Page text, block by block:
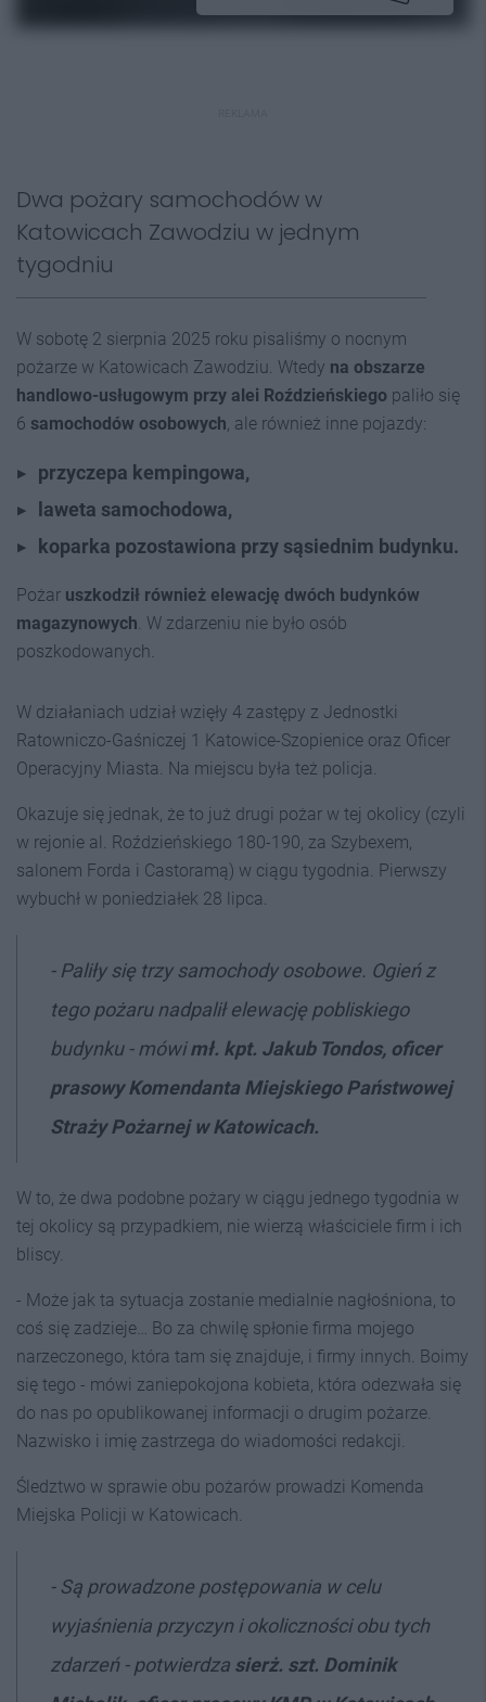
Dwa pożary samochodów w
Katowicach Zawodziu w jednym
tygodniu
W sobotę 2 sierpnia 2025 roku pisaliśmy o nocnym
pożarze w Katowicach Zawodziu. Wtedy na obszarze
handlowo-usługowym przy alei Roździeńskiego paliło się
6 samochodów osobowych, ale również inne pojazdy:
przyczepa kempingowa,
laweta samochodowa,
koparka pozostawiona przy sąsiednim budynku.
Pożar uszkodził również elewację dwóch budynków
magazynowych. W zdarzeniu nie było osób
poszkodowanych.
W działaniach udział wzięły 4 zastępy z Jednostki
Ratowniczo-Gaśniczej 1 Katowice-Szopienice oraz Oficer
Operacyjny Miasta. Na miejscu była też policja.
Okazuje się jednak, że to już drugi pożar w tej okolicy (czyli
w rejonie al. Roździeńskiego 180-190, za Szybexem,
salonem Forda i Castoramą) w ciągu tygodnia. Pierwszy
wybuchł w poniedziałek 28 lipca.
- Paliły się trzy samochody osobowe. Ogień z
tego pożaru nadpalił elewację pobliskiego
budynku - mówimł. kpt. Jakub Tondos, oficer
prasowy Komendanta Miejskiego Państwowej
Straży Pożarnej w Katowicach.
W to, że dwa podobne pożary w ciągu jednego tygodnia w
tej okolicy są przypadkiem, nie wierzą właściciele firm i ich
bliscy.
- Może jak ta sytuacja zostanie medialnie nagłośniona, to
coś się zadzieje… Bo za chwilę spłonie firma mojego
narzeczonego, która tam się znajduje, i firmy innych. Boimy
się tego - mówi zaniepokojona kobieta, która odezwała się
do nas po opublikowanej informacji o drugim pożarze.
Nazwisko i imię zastrzega do wiadomości redakcji.
Śledztwo w sprawie obu pożarów prowadzi Komenda
Miejska Policji w Katowicach.
- Są prowadzone postępowania w celu
wyjaśnienia przyczyn i okoliczności obu tych
zdarzeń - potwierdza sierż. szt. Dominik